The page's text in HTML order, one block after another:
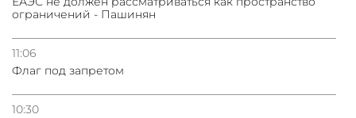
ограничений - Пашинян
11:06
Флаг под запретом
10:30